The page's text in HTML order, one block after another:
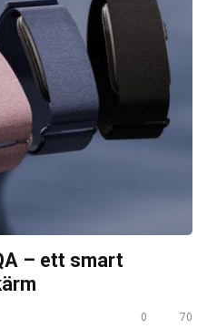
– ett smart
0 70